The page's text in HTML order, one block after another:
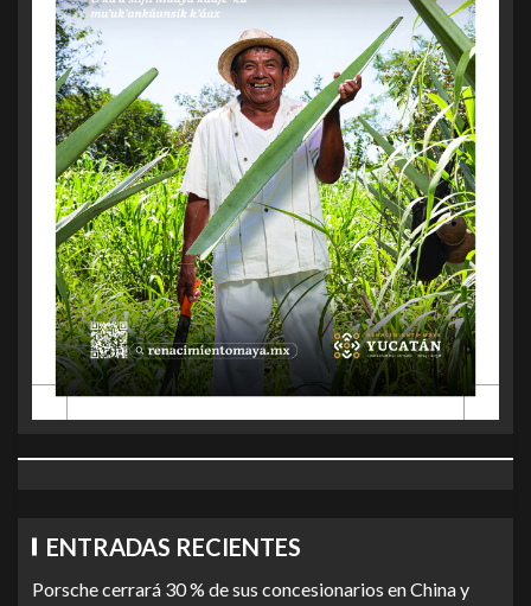
ENTRADAS RECIENTES
Porsche cerrará 30 % de sus concesionarios en China y